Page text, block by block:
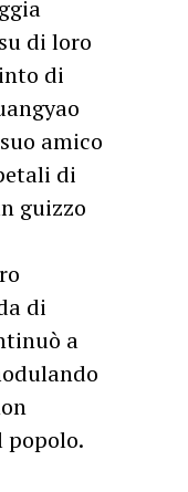
di loro
di
amico
di
guizzo
di
a
popolo.